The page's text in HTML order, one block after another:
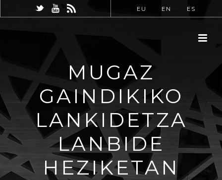
EU EN ES
MUGAZ
GAINDIKIKO
LANKIDETZA
LANBIDE
HEZIKETAN